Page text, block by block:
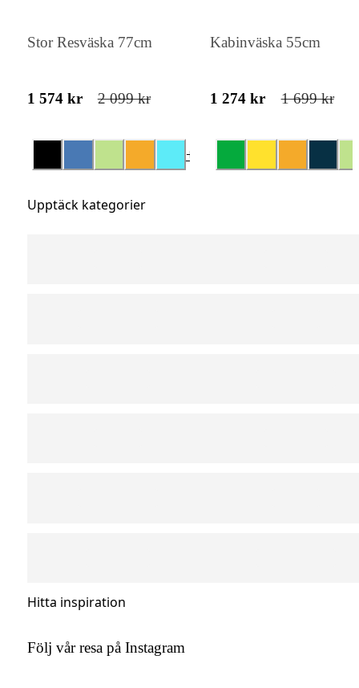
Stor Resväska 77cm
1 574 kr 2 099 kr
+
Kabinväska 55cm
1 274 kr 1 699 kr
Upptäck kategorier
Hitta inspiration
Följ vår resa på Instagram